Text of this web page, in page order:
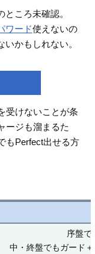
ころ未確認。
ワード使えないの
かもしれない。
受けないことが条
ージも溜まるた
もPerfect出せる方
序盤で
中・終盤でもガード